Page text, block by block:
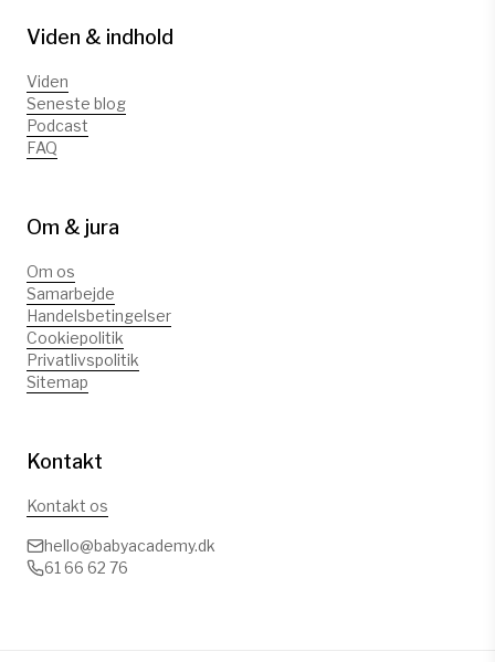
Viden & indhold
Viden
Seneste blog
Podcast
FAQ
Om & jura
Om os
Samarbejde
Handelsbetingelser
Cookiepolitik
Privatlivspolitik
Sitemap
Kontakt
Kontakt os
hello@babyacademy.dk
61 66 62 76